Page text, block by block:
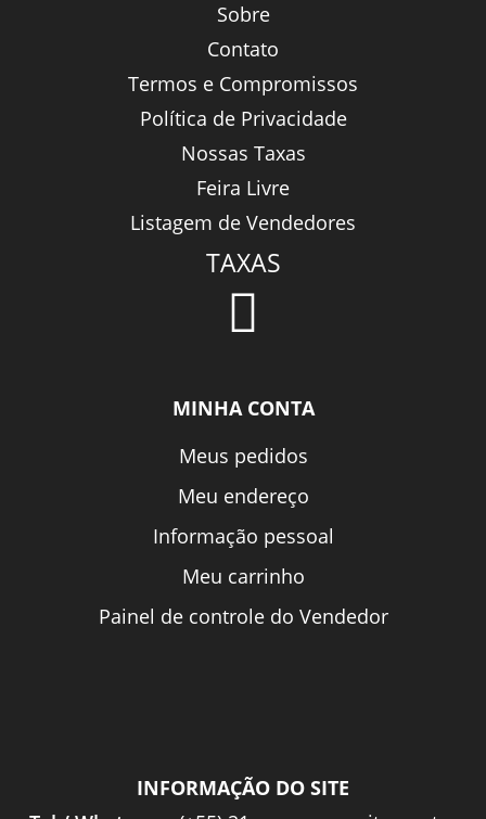
Sobre
Contato
Termos e Compromissos
Política de Privacidade
Nossas Taxas
Feira Livre
Listagem de Vendedores
TAXAS
MINHA CONTA
Meus pedidos
Meu endereço
Informação pessoal
Meu carrinho
Painel de controle do Vendedor
INFORMAÇÃO DO SITE